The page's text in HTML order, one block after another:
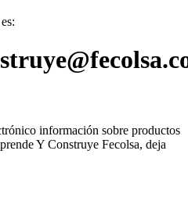
información sobre productos
Y Construye Fecolsa, deja